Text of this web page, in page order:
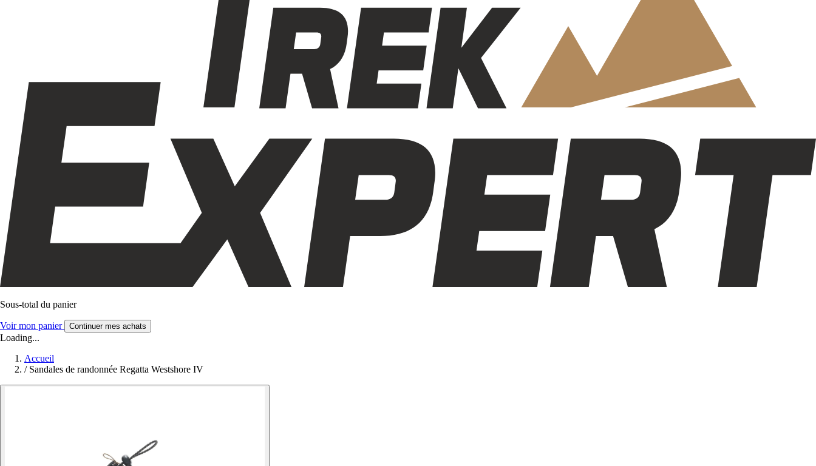
Sous-total du panier
Voir mon panier Continuer mes achats
Loading...
Accueil
/ Sandales de randonnée Regatta Westshore IV